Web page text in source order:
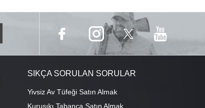
SIKÇA SORULAN SORULAR
Yivsiz Av Tüfeği Satın Almak
Kurusıkı Tabanca Satın Almak